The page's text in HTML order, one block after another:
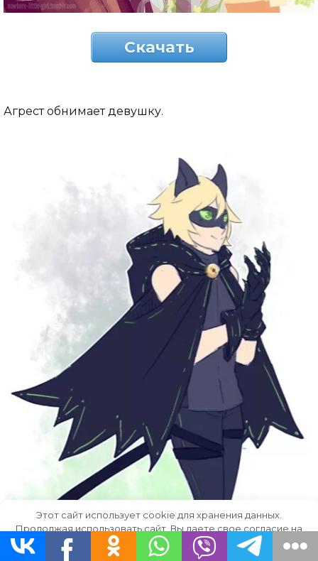
Скачать
Агрест обнимает девушку.
Этот сайт использует cookie для хранения данных.
Продолжая использовать сайт, Вы даете свое согласие на
работу с этими файлами.
OK